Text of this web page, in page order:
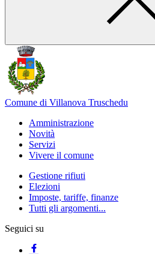
Comune di Villanova Truschedu
Amministrazione
Novità
Servizi
Vivere il comune
Gestione rifiuti
Elezioni
Imposte, tariffe, finanze
Tutti gli argomenti...
Seguici su